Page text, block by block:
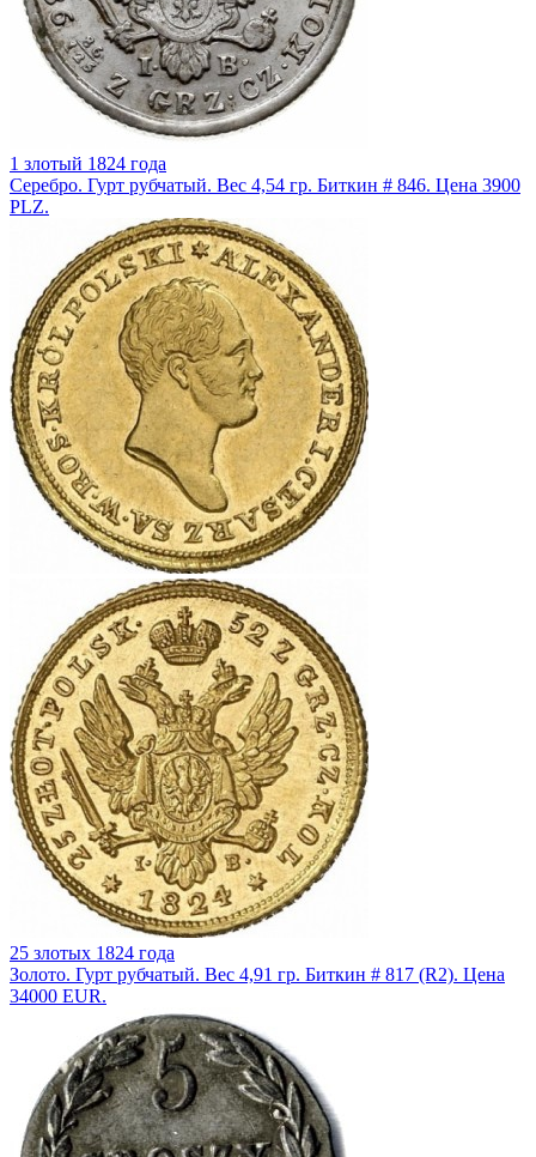
1 злотый 1824 года
Серебро. Гурт рубчатый. Вес 4,54 гр. Биткин # 846. Цена 3900
PLZ.
25 злотых 1824 года
Золото. Гурт рубчатый. Вес 4,91 гр. Биткин # 817 (R2). Цена
34000 EUR.